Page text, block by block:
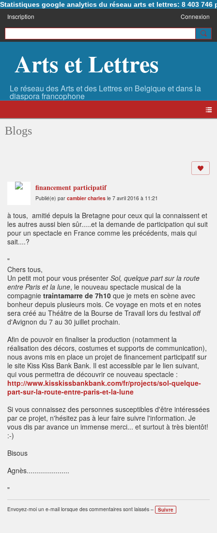
Statistiques google analytics du réseau arts et lettres: 8 403 746
Inscription Connexion
Arts et Lettres
Blogs
financement participatif
Publié(e) par cambier charles le 7 avril 2016 à 11:21
à tous, amitié depuis la Bretagne pour ceux qui la connaissent et
les autres aussi bien sûr.....et la demande de participation qui suit
pour un spectacle en France comme les précédents, mais qui
sait....?
"
Chers tous,
Un petit mot pour vous présenter Sol, quelque part sur la route
entre Paris et la lune, le nouveau spectacle musical de la
compagnie traintamarre de 7h10 que je mets en scène avec
bonheur depuis plusieurs mois. Ce voyage en mots et en notes
sera créé au Théâtre de la Bourse de Travail lors du festival off
d'Avignon du 7 au 30 juillet prochain.
Afin de pouvoir en finaliser la production (notamment la
réalisation des décors, costumes et supports de communication),
nous avons mis en place un projet de financement participatif sur
le site Kiss Kiss Bank Bank. Il est accessible par le lien suivant,
qui vous permettra de découvrir ce nouveau spectacle :
http://www.kisskissbankbank.com/fr/projects/sol-quelque-
part-sur-la-route-entre-paris-et-la-lune
Si vous connaissez des personnes susceptibles d'être intéressées
par ce projet, n'hésitez pas à leur faire suivre l'information. Je
vous dis par avance un immense merci... et surtout à très bientôt!
:-)
Bisous
Agnès......................
"
Envoyez-moi un e-mail lorsque des commentaires sont laissés – Suivre